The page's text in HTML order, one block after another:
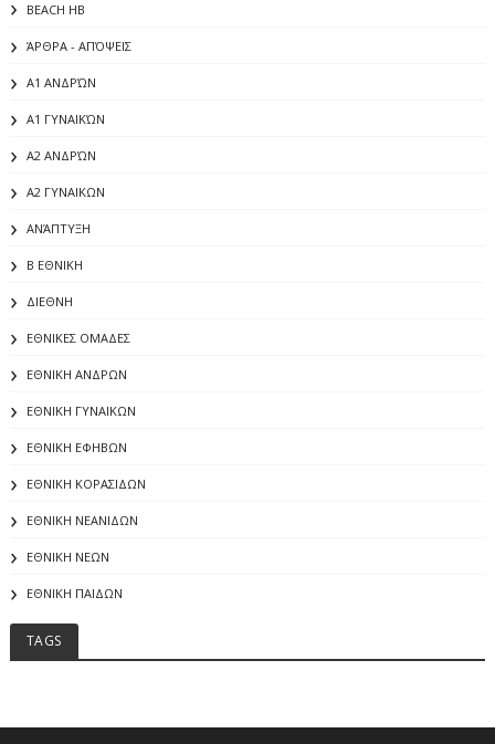
BEACH HB
ΆΡΘΡΑ - ΑΠΌΨΕΙΣ
Α1 ΑΝΔΡΏΝ
Α1 ΓΥΝΑΙΚΏΝ
Α2 ΑΝΔΡΏΝ
Α2 ΓΥΝΑΙΚΩΝ
ΑΝΆΠΤΥΞΗ
Β ΕΘΝΙΚΗ
ΔΙΕΘΝΗ
ΕΘΝΙΚΕΣ ΟΜΑΔΕΣ
ΕΘΝΙΚΗ ΑΝΔΡΩΝ
ΕΘΝΙΚΗ ΓΥΝΑΙΚΩΝ
ΕΘΝΙΚΗ ΕΦΗΒΩΝ
ΕΘΝΙΚΗ ΚΟΡΑΣΙΔΩΝ
ΕΘΝΙΚΗ ΝΕΑΝΙΔΩΝ
ΕΘΝΙΚΗ ΝΕΩΝ
ΕΘΝΙΚΗ ΠΑΙΔΩΝ
TAGS